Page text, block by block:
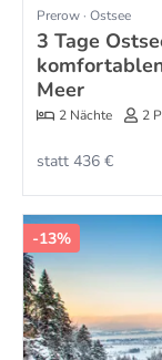
Prerow · Ostsee
3 Tage
Meer
2 Nächte 2
statt 436 €
-13%